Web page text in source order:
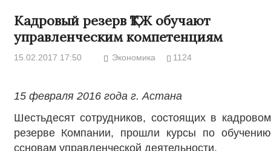
Кадровый резерв ҚТЖ обучают
управленческим компетенциям
15.02.2017 17:50 Экономика 1124
15 февраля 2016 года г. Астана
Шестьдесят сотрудников, состоящих в кадровом
резерве Компании, прошли курсы по обучению
ссновам управленческой деятельности.